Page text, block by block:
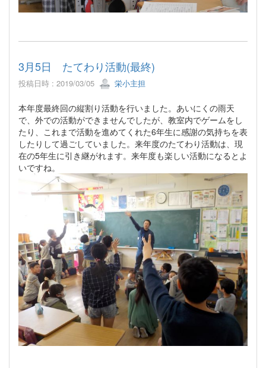
3月5日 たてわり活動(最終)
投稿日時 : 2019/03/05 栄小主担
本年度最終回の縦割り活動を行いました。あいにくの雨天
で、外での活動ができませんでしたが、教室内でゲームをし
たり、これまで活動を進めてくれた6年生に感謝の気持ちを表
したりして過ごしていました。来年度のたてわり活動は、現
在の5年生に引き継がれます。来年度も楽しい活動になるとよ
いですね。